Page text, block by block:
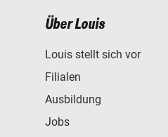
Über Louis
Louis stellt sich vor
Filialen
Ausbildung
Jobs